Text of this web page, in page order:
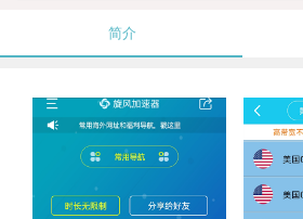
简介